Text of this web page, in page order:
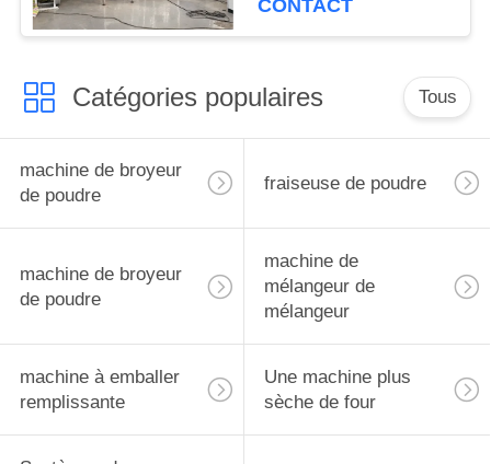
CONTACT
Catégories populaires Tous
machine de broyeur
de poudre
fraiseuse de poudre
machine de broyeur
de poudre
machine de
mélangeur de
mélangeur
machine à emballer
remplissante
Une machine plus
sèche de four